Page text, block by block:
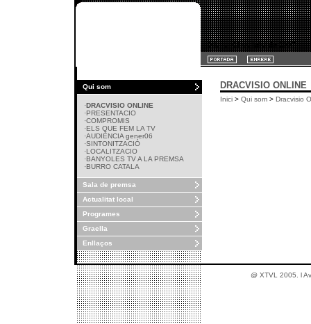
Dilluns, 02 de juliol de 2007
Qui som
·DRACVISIO ONLINE
·PRESENTACIO
·COMPROMIS
·ELS QUE FEM LA TV
·AUDIÈNCIA gener06
·SINTONITZACIÓ
·LOCALITZACIO
·BANYOLES TV A LA PREMSA
·BURRO CATALA
Sala de premsa
Actualitat local
Programes
Graella
Enllaços
DRACVISIO ONLINE
Inici >Qui som >Dracvisio
@ XTVL 2005. l